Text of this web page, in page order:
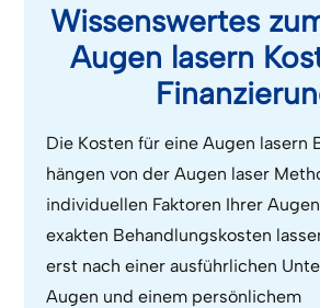
Wissenswertes
Augen lasern
Die Kosten für eine Augen lasern
hängen von der Augen laser
individuellen Faktoren Ihrer
exakten Behandlungskosten
erst nach einer ausführlichen
Augen und einem persönlichem